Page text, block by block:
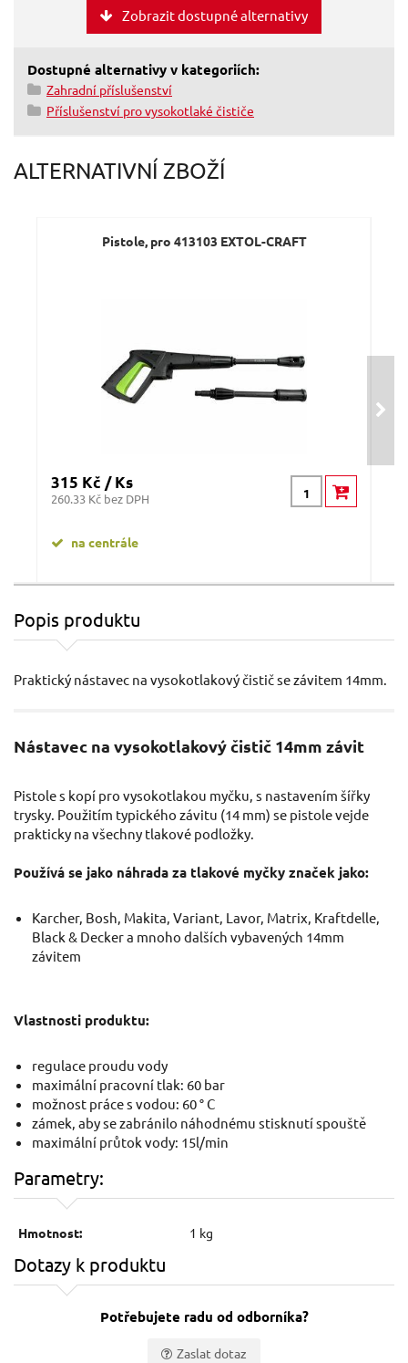
Zobrazit dostupné alternativy
Dostupné alternativy v kategoriích:
Zahradní příslušenství
Příslušenství pro vysokotlaké čističe
ALTERNATIVNÍ ZBOŽÍ
Pistole, pro 413103 EXTOL-CRAFT
315 Kč / Ks
260.33 Kč bez DPH
na centrále
Hadice tlaková, pro 413103 EXTOL-CRAFT
315 Kč / Ks
260.33 Kč bez DPH
na centrále
305.79 Kč bez DPH
na centrále
Popis produktu
Praktický nástavec na vysokotlakový čistič se závitem 14mm.
Nástavec na vysokotlakový čistič 14mm závit
Pistole s kopí pro vysokotlakou myčku, s nastavením šířky
trysky. Použitím typického závitu (14 mm) se pistole vejde
prakticky na všechny tlakové podložky.
Používá se jako náhrada za tlakové myčky značek jako:
Karcher, Bosh, Makita, Variant, Lavor, Matrix, Kraftdelle,
Black & Decker a mnoho dalších vybavených 14mm
závitem
Vlastnosti produktu:
regulace proudu vody
maximální pracovní tlak: 60 bar
možnost práce s vodou: 60 ° C
zámek, aby se zabránilo náhodnému stisknutí spouště
maximální průtok vody: 15l/min
Parametry:
Hmotnost: 1 kg
Dotazy k produktu
Potřebujete radu od odborníka?
Zaslat dotaz